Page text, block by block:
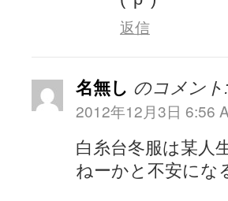
返信
名無し のコメント:
2012年12月3日 6:56
白糸台冬服は某人
ねーかと不安にな